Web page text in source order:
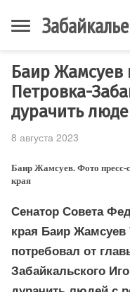
Забайкалье
Баир Жамсуев
Петровка-
дурачить
8 августа 2023
Баир Жамсуев. Фото пресс-
края
Сенатор Совета
края Баир Жамсуев
потребовал от
Забайкальского